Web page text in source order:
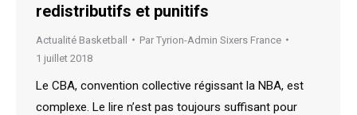
redistributifs et punitifs
Actualité Basketball Par Tyrion-Admin Sixers France
1 juillet 2018
Le CBA, convention collective régissant la NBA, est
complexe. Le lire n’est pas toujours suffisant pour